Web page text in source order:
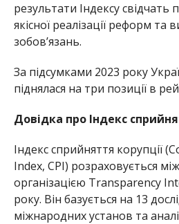
результати Індексу свідчать
якісної реалізації реформ та
зобов’язань.
За підсумками 2023 року
піднялася на три позиції в
Довідка про Індекс
Індекс сприйняття корупції
Index, CPI) розраховується
організацією Transparency
року. Він базується на 13
міжнародних установ та